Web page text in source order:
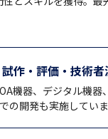
作・評価・技術
機器、デジタル機
の開発も実施していま